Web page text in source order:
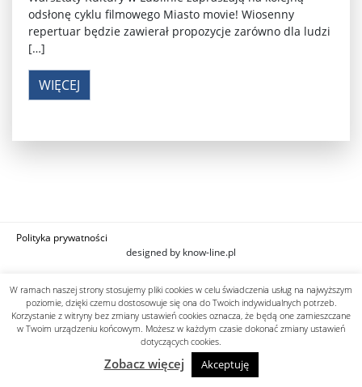
odsłonę cyklu filmowego Miasto movie! Wiosenny
repertuar będzie zawierał propozycje zarówno dla ludzi
[…]
WIĘCEJ
Polityka prywatności
designed by know-line.pl
W ramach naszej strony stosujemy pliki cookies w celu świadczenia usług na najwyższym
poziomie, dzięki czemu dostosowuje się ona do Twoich indywidualnych potrzeb.
Korzystanie z witryny bez zmiany ustawień cookies oznacza, że będą one zamieszczane
w Twoim urządzeniu końcowym. Możesz w każdym czasie dokonać zmiany ustawień
dotyczących cookies.
Zobacz więcej Akceptuję